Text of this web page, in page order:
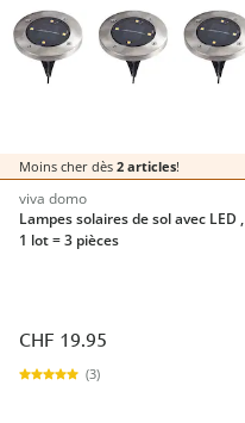
Moins cher dès 2 articles!
viva domo
Lampes solaires de sol avec LED ,
1 lot = 3 pièces
CHF 19.95
(3)